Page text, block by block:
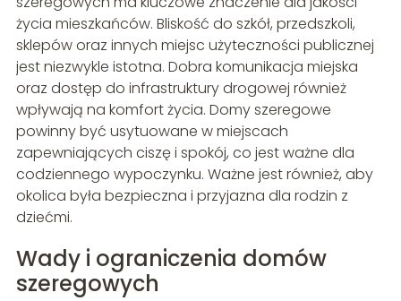
życia mieszkańców. Bliskość do szkół, przedszkoli,
sklepów oraz innych miejsc użyteczności publicznej
jest niezwykle istotna. Dobra komunikacja miejska
oraz dostęp do infrastruktury drogowej również
wpływają na komfort życia. Domy szeregowe
powinny być usytuowane w miejscach
zapewniających ciszę i spokój, co jest ważne dla
codziennego wypoczynku. Ważne jest również, aby
okolica była bezpieczna i przyjazna dla rodzin z
dziećmi.
Wady i ograniczenia domów
szeregowych